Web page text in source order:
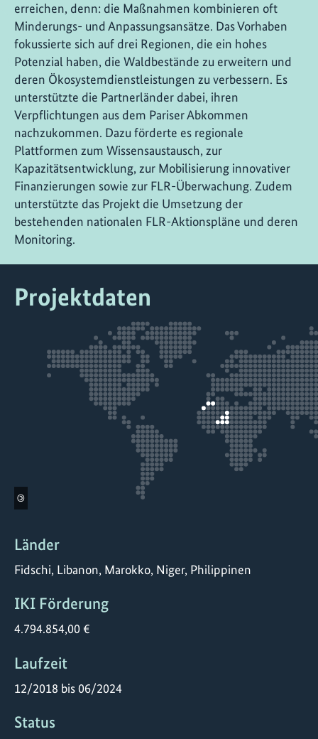
erreichen, denn: die Maßnahmen kombinieren oft
Minderungs- und Anpassungsansätze. Das Vorhaben
fokussierte sich auf drei Regionen, die ein hohes
Potenzial haben, die Waldbestände zu erweitern und
deren Ökosystemdienstleistungen zu verbessern. Es
unterstützte die Partnerländer dabei, ihren
Verpflichtungen aus dem Pariser Abkommen
nachzukommen. Dazu förderte es regionale
Plattformen zum Wissensaustausch, zur
Kapazitätsentwicklung, zur Mobilisierung innovativer
Finanzierungen sowie zur FLR-Überwachung. Zudem
unterstützte das Projekt die Umsetzung der
bestehenden nationalen FLR-Aktionspläne und deren
Monitoring.
Projektdaten
©
Länder
Fidschi, Libanon, Marokko, Niger, Philippinen
IKI Förderung
4.794.854,00 €
Laufzeit
12/2018 bis 06/2024
Status